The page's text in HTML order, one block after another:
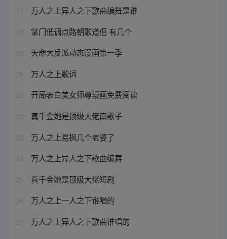
17 万人之上异人之下歌曲编舞是谁
18 掌门低调点路朝歌道侣 有几个
19 天命大反派动态漫画第一季
20 万人之上歌词
21 开局表白美女师尊漫画免费阅读
22 真千金她是顶级大佬南歌子
23 万人之上易枫几个老婆了
24 万人之上异人之下歌曲编舞
25 真千金她是顶级大佬短剧
26 万人之上一人之下谁唱的
27 万人之上异人之下歌曲谁唱的